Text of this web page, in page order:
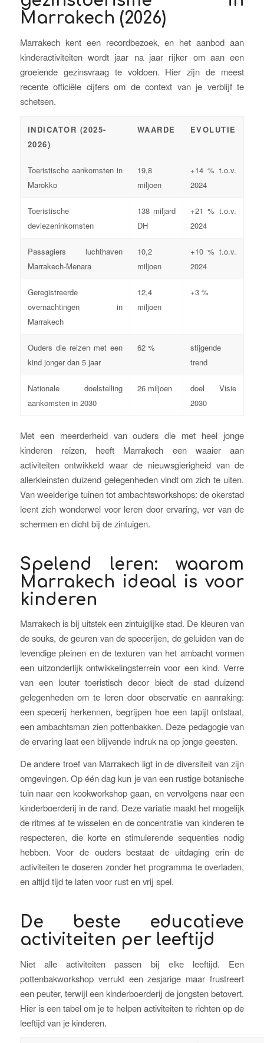
Marrakech (2026)
Marrakech kent een recordbezoek, en het aanbod aan
kinderactiviteiten wordt jaar na jaar rijker om aan een
groeiende gezinsvraag te voldoen. Hier zijn de meest
recente officiële cijfers om de context van je verblijf te
schetsen.
INDICATOR (2025-
2026)
WAARDE EVOLUTIE
Toeristische aankomsten in
Marokko
19,8
miljoen
+14 % t.o.v.
2024
Toeristische
deviezeninkomsten
138 miljard
DH
+21 % t.o.v.
2024
Passagiers luchthaven
Marrakech-Menara
10,2
miljoen
+10 % t.o.v.
2024
Geregistreerde
overnachtingen in
Marrakech
12,4
miljoen
+3 %
Ouders die reizen met een
kind jonger dan 5 jaar
62 %
stijgende
trend
Nationale doelstelling
aankomsten in 2030
26 miljoen
doel Visie
2030
Met een meerderheid van ouders die met heel jonge
kinderen reizen, heeft Marrakech een waaier aan
activiteiten ontwikkeld waar de nieuwsgierigheid van de
allerkleinsten duizend gelegenheden vindt om zich te uiten.
Van weelderige tuinen tot ambachtsworkshops: de okerstad
leent zich wonderwel voor leren door ervaring, ver van de
schermen en dicht bij de zintuigen.
Spelend leren: waarom
Marrakech ideaal is voor
kinderen
Marrakech is bij uitstek een zintuiglijke stad. De kleuren van
de souks, de geuren van de specerijen, de geluiden van de
levendige pleinen en de texturen van het ambacht vormen
een uitzonderlijk ontwikkelingsterrein voor een kind. Verre
van een louter toeristisch decor biedt de stad duizend
gelegenheden om te leren door observatie en aanraking:
een specerij herkennen, begrijpen hoe een tapijt ontstaat,
een ambachtsman zien pottenbakken. Deze pedagogie van
de ervaring laat een blijvende indruk na op jonge geesten.
De andere troef van Marrakech ligt in de diversiteit van zijn
omgevingen. Op één dag kun je van een rustige botanische
tuin naar een kookworkshop gaan, en vervolgens naar een
kinderboerderij in de rand. Deze variatie maakt het mogelijk
de ritmes af te wisselen en de concentratie van kinderen te
respecteren, die korte en stimulerende sequenties nodig
hebben. Voor de ouders bestaat de uitdaging erin de
activiteiten te doseren zonder het programma te overladen,
en altijd tijd te laten voor rust en vrij spel.
De beste educatieve
activiteiten per leeftijd
Niet alle activiteiten passen bij elke leeftijd. Een
pottenbakworkshop verrukt een zesjarige maar frustreert
een peuter, terwijl een kinderboerderij de jongsten betovert.
Hier is een tabel om je te helpen activiteiten te richten op de
leeftijd van je kinderen.